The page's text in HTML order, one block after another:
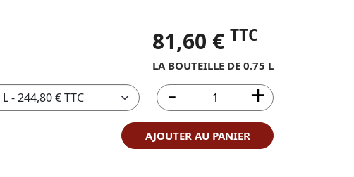
81,60 € TTC
LA BOUTEILLE DE 0.75 L
AJOUTER AU PANIER